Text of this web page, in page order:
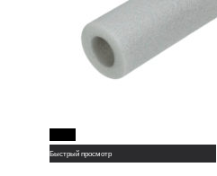
Быстрый просмотр